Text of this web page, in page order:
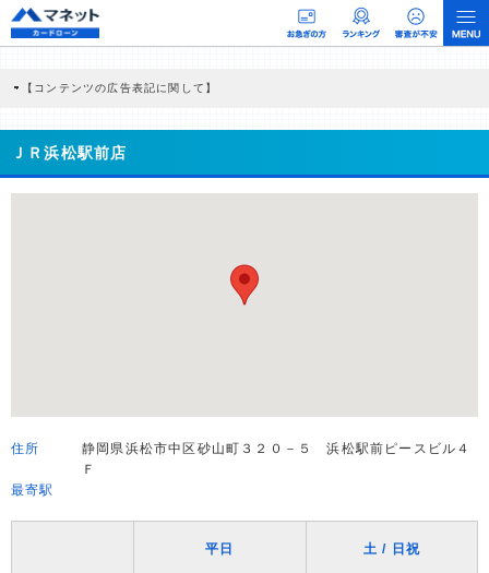
【コンテンツの広告表記に関して】
商品を根拠なくPRするものではなく、当編集部の調査／ユーザーへの口コミ収集な
どに基づき、公平性を担保した情報提供を行っています。
>提携企業一覧
ＪＲ浜松駅前店
住所
静岡県浜松市中区砂山町３２０－５ 浜松駅前ピースビル４
Ｆ
最寄駅
平日 土 / 日祝